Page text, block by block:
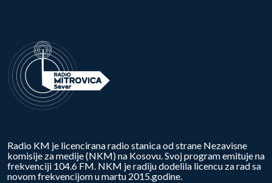
Radio KM je licencirana radio stanica od strane Nezavisne
komisije za medije (NKM) na Kosovu. Svoj program emituje na
frekvenciji 104.6 FM. NKM je radiju dodelila licencu za rad sa
novom frekvencijom u martu 2015.godine.